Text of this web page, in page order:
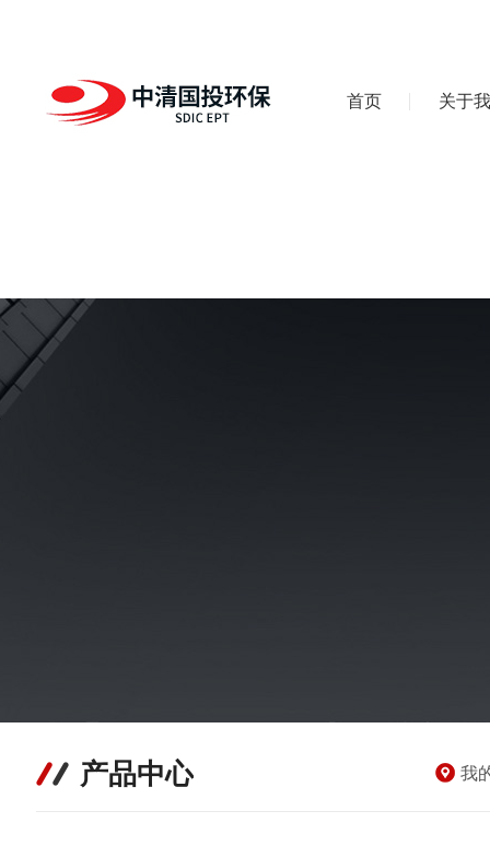
首页 关于
产品中心 我